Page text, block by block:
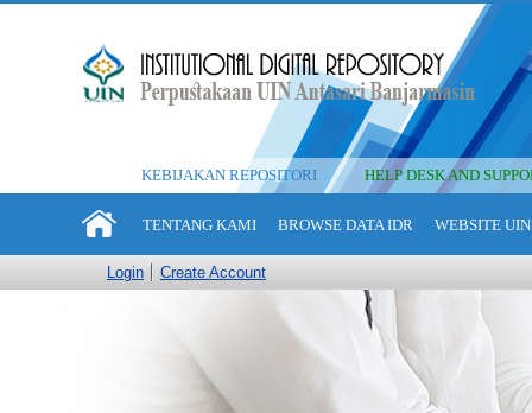
KEBIJAKAN REPOSITORI HELP DESK AND
TENTANG KAMI BROWSE DATA IDR WEBSITE
Login Create Account